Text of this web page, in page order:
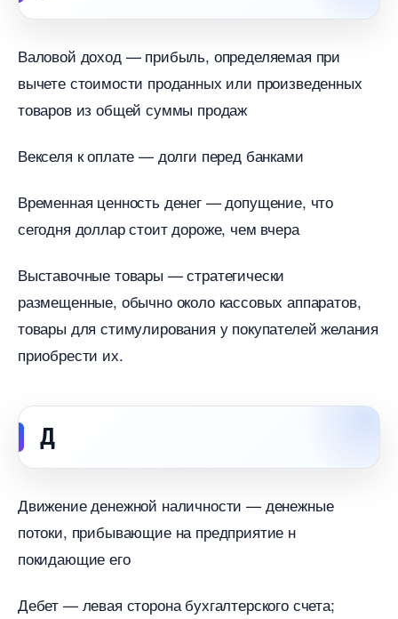
аловой доход — прибыль, определяемая при
ычете стоимости проданных или произведенных
товаров из общей суммы продаж
екселя к оплате — долги перед банками
ременная ценность денег — допущение, что
сегодня доллар стоит дороже, чем вчера
ыставочные товары — стратегически
размещенные, обычно около кассовых аппаратов,
товары для стимулирования у покупателей желания
приобрести их.
Д
Движение денежной наличности — денежные
потоки, прибывающие на предприятие н
покидающие его
Дебет — левая сторона бухгалтерского счета;